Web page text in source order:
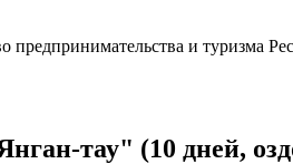
предпринимательства и туризма
тау" (10 дней,